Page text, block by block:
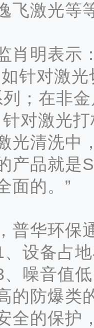
飞激光等
肖明表示
针对激
；在非
对激光
光清洗中
产品就是
面的。”
普华环保
设备占
噪音值
的防爆类
全的保护